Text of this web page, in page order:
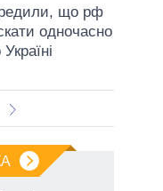
що рф
одночасно